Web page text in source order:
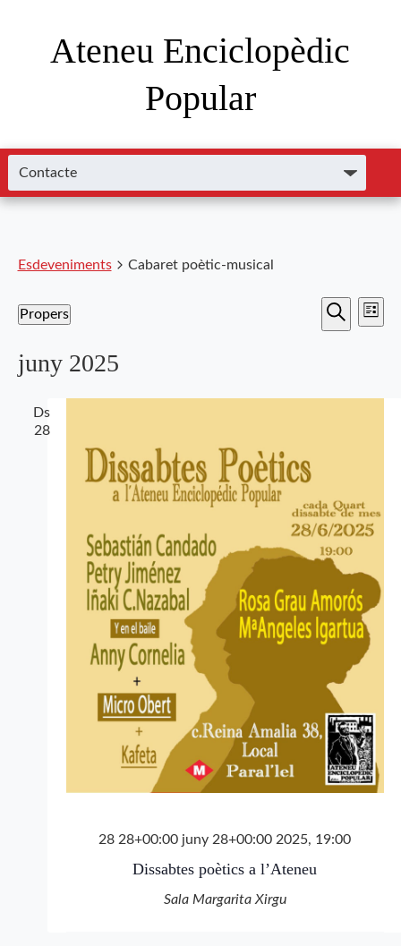
Ateneu Enciclopèdic
Popular
Esdeveniments Cabaret poètic-musical
Cerca de
Llista
Propers
una
data.
juny 2025
Ds
28
28 28+00:00 juny 28+00:00 2025, 19:00
Dissabtes poètics a l’Ateneu
Sala Margarita Xirgu